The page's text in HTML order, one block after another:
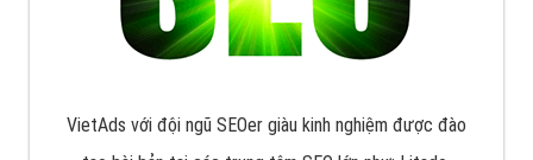
VietAds với đội ngũ SEOer giàu kinh nghiệm được đào